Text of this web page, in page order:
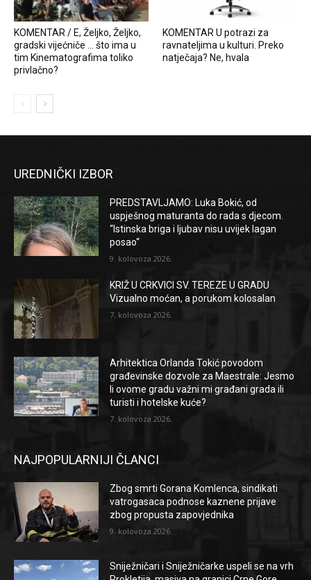
KOMENTAR / E, Željko, Željko,
gradski vijećniče … što ima u
tim Kinematografima toliko
privlačno?
KOMENTAR U potrazi za
ravnateljima u kulturi. Preko
natječaja? Ne, hvala
UREDNIČKI IZBOR
PREDSTAVLJAMO: Luka Bokić, od
uspješnog maturanta do rada s djecom.
“Istinska briga i ljubav nisu uvijek lagan
posao“
9. kolovoza 2026.
KRIŽ U CRKVICI SV. TEREZE U GRADU
Vizualno moćan, a porukom kolosalan
7. kolovoza 2026.
Arhitektica Orlanda Tokić povodom
građevinske dozvole za Maestrale: Jesmo
li ovome gradu važni mi građani grada ili
turisti i hotelske kuće?
7. kolovoza 2026.
NAJPOPULARNIJI ČLANCI
Zbog smrti Gorana Komlenca, sindikati
vatrogasaca podnose kaznene prijave
zbog propusta zapovjednika
9. kolovoza 2026.
Sniježničari i Sniježničarke uspeli se na vrh